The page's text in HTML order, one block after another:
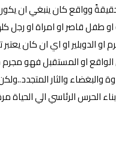
وواقع كان ينبغي ان
او طفل قاصر او امراة او
او الدوبلير او اي ان
او المستقبل فهو
والثار
الحرس الرئاسي الي